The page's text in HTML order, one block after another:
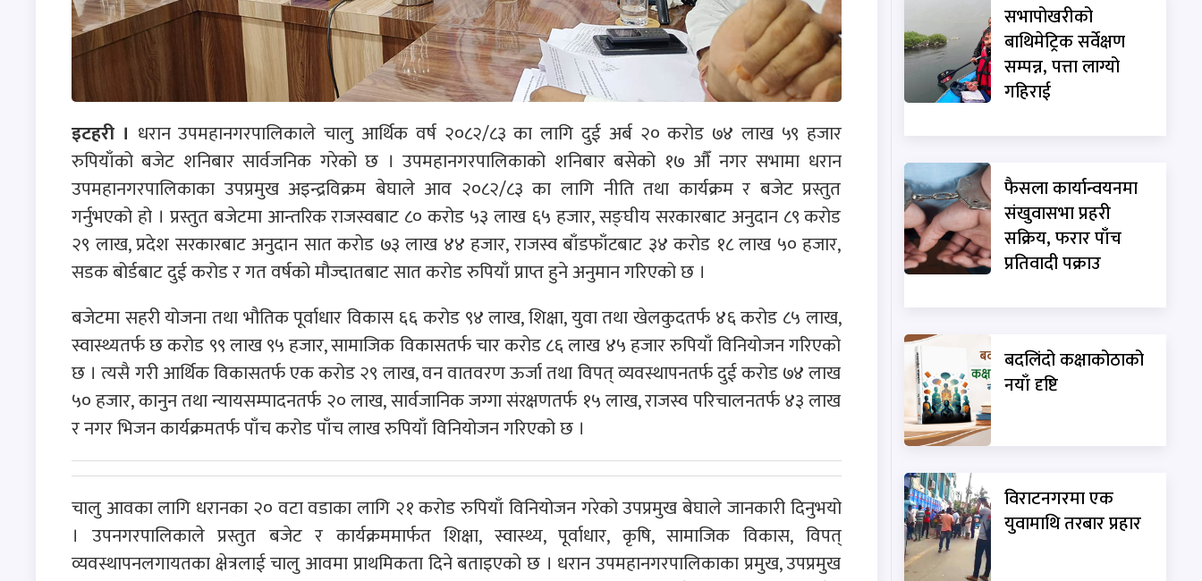
इटहरी । धरान उपमहानगरपालिकाले चालु आर्थिक वर्ष २०८२/८३ का लागि दुई अर्ब २० करोड ७४ लाख ५९ हजार
रुपियाँको बजेट शनिबार सार्वजनिक गरेको छ । उपमहानगरपालिकाको शनिबार बसेको १७ औँ नगर सभामा धरान
उपमहानगरपालिकाका उपप्रमुख अइन्द्रविक्रम बेघाले आव २०८२/८३ का लागि नीति तथा कार्यक्रम र बजेट प्रस्तुत
गर्नुभएको हो । प्रस्तुत बजेटमा आन्तरिक राजस्वबाट ८० करोड ५३ लाख ६५ हजार, सङ्घीय सरकारबाट अनुदान ८९ करोड
२९ लाख, प्रदेश सरकारबाट अनुदान सात करोड ७३ लाख ४४ हजार, राजस्व बाँडफाँटबाट ३४ करोड १८ लाख ५० हजार,
सडक बोर्डबाट दुई करोड र गत वर्षको मौज्दातबाट सात करोड रुपियाँ प्राप्त हुने अनुमान गरिएको छ ।
बजेटमा सहरी योजना तथा भौतिक पूर्वाधार विकास ६६ करोड ९४ लाख, शिक्षा, युवा तथा खेलकुदतर्फ ४६ करोड ८५ लाख,
स्वास्थ्यतर्फ छ करोड ९९ लाख ९५ हजार, सामाजिक विकासतर्फ चार करोड ८६ लाख ४५ हजार रुपियाँ विनियोजन गरिएको
छ । त्यसै गरी आर्थिक विकासतर्फ एक करोड २९ लाख, वन वातवरण ऊर्जा तथा विपत् व्यवस्थापनतर्फ दुई करोड ७४ लाख
५० हजार, कानुन तथा न्यायसम्पादनतर्फ २० लाख, सार्वजानिक जग्गा संरक्षणतर्फ १५ लाख, राजस्व परिचालनतर्फ ४३ लाख
र नगर भिजन कार्यक्रमतर्फ पाँच करोड पाँच लाख रुपियाँ विनियोजन गरिएको छ ।
चालु आवका लागि धरानका २० वटा वडाका लागि २१ करोड रुपियाँ विनियोजन गरेको उपप्रमुख बेघाले जानकारी दिनुभयो
। उपनगरपालिकाले प्रस्तुत बजेट र कार्यक्रममार्फत शिक्षा, स्वास्थ्य, पूर्वाधार, कृषि, सामाजिक विकास, विपत्
व्यवस्थापनलगायतका क्षेत्रलाई चालु आवमा प्राथमिकता दिने बताइएको छ । धरान उपमहानगरपालिकाका प्रमुख, उपप्रमुख
सभापोखरीको
बाथिमेट्रिक सर्वेक्षण
सम्पन्न, पत्ता लाग्यो
गहिराई
फैसला कार्यान्वयनमा
संखुवासभा प्रहरी
सक्रिय, फरार पाँच
प्रतिवादी पक्राउ
बदलिंदो कक्षाकोठाको
नयाँ दृष्टि
विराटनगरमा एक
युवामाथि तरबार प्रहार